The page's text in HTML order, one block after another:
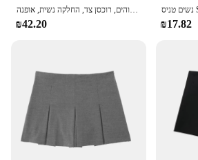
אסימטרי חצאיות של נשים קצרים, המותניים גבוהים, רוכסן צד, החלקה נשית, אופנה
₪42.20 ₪17.82